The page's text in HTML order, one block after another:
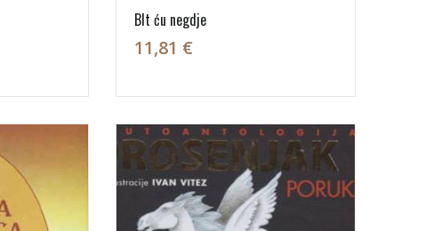
BIt ću negdje
11,81 €